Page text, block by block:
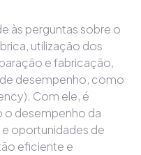
às perguntas sobre o
utilização dos
e fabricação,
desempenho, como
Com ele, é
o desempenho da
oportunidades de
eficiente e